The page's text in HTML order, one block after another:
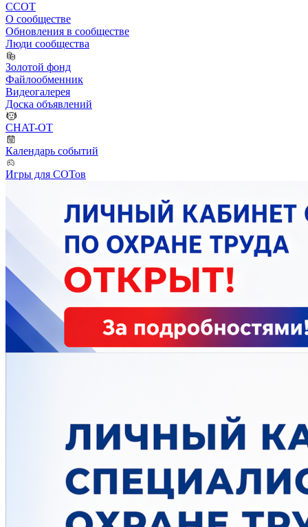
ССОТ
О сообществе
Обновления в сообществе
Люди сообщества
Золотой фонд
Файлообменник
Видеогалерея
Доска объявлений
CHAT-OT
Календарь событий
Игры для СОТов